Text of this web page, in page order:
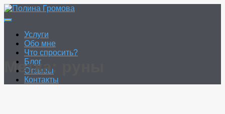
Перейти
к
Услуги
Обо мне
Что спросить?
Блог
Отзывы
Контакты
Метка: